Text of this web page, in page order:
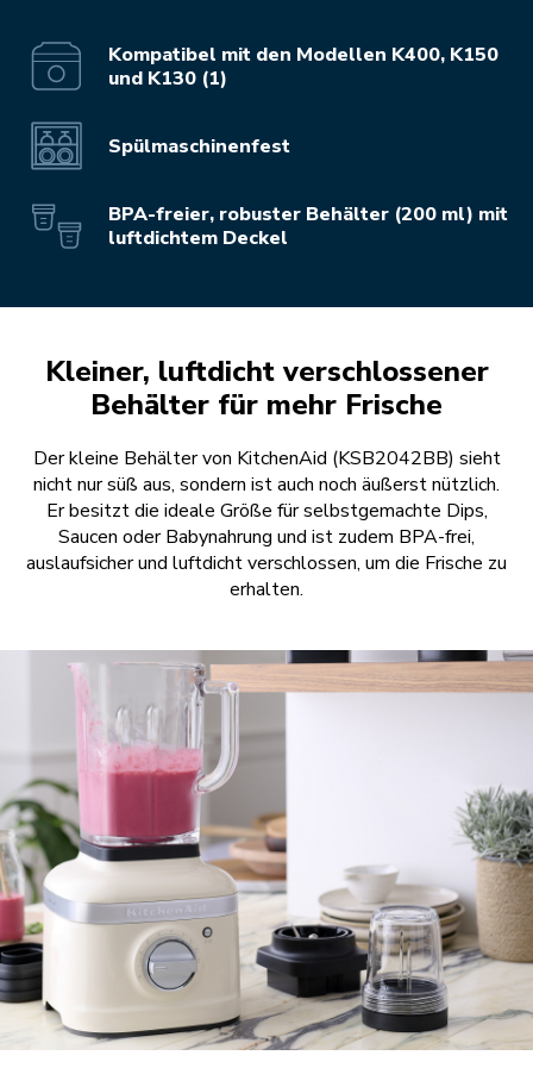
Kompatibel mit den Modellen K400, K150
und K130 (1)
Spülmaschinenfest
BPA-freier, robuster Behälter (200 ml) mit
luftdichtem Deckel
Kleiner, luftdicht verschlossener
Behälter für mehr Frische
Der kleine Behälter von KitchenAid (KSB2042BB) sieht
nicht nur süß aus, sondern ist auch noch äußerst nützlich.
Er besitzt die ideale Größe für selbstgemachte Dips,
Saucen oder Babynahrung und ist zudem BPA-frei,
auslaufsicher und luftdicht verschlossen, um die Frische zu
erhalten.